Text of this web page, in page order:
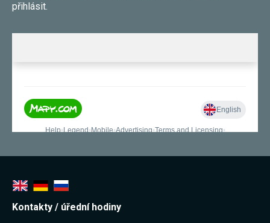
přihlásit.
Kontakty / úřední hodiny